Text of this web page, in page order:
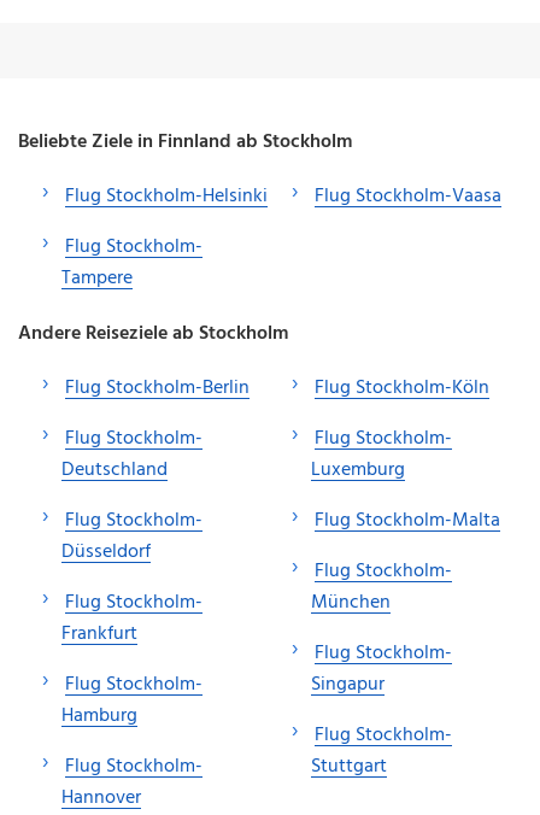
Beliebte Ziele in Finnland ab Stockholm
Flug Stockholm-Helsinki
Flug Stockholm-
Tampere
Flug Stockholm-Vaasa
Andere Reiseziele ab Stockholm
Flug Stockholm-Berlin
Flug Stockholm-
Deutschland
Flug Stockholm-
Düsseldorf
Flug Stockholm-
Frankfurt
Flug Stockholm-
Hamburg
Flug Stockholm-
Hannover
Flug Stockholm-Köln
Flug Stockholm-
Luxemburg
Flug Stockholm-Malta
Flug Stockholm-
München
Flug Stockholm-
Singapur
Flug Stockholm-
Stuttgart